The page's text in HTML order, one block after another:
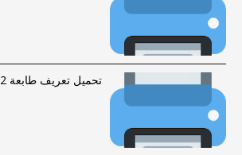
تحميل تعريف طابعة Lexmark E322